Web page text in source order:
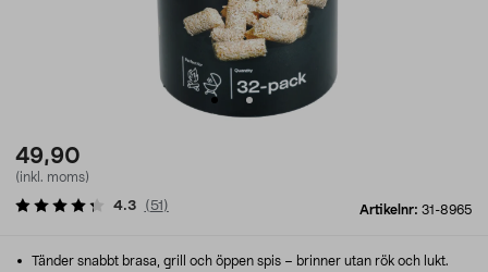
49,90
(inkl. moms)
Artikelnr: 31-8965
4.3 ( 51 )
Tänder snabbt brasa, grill och öppen spis – brinner utan rök och lukt.